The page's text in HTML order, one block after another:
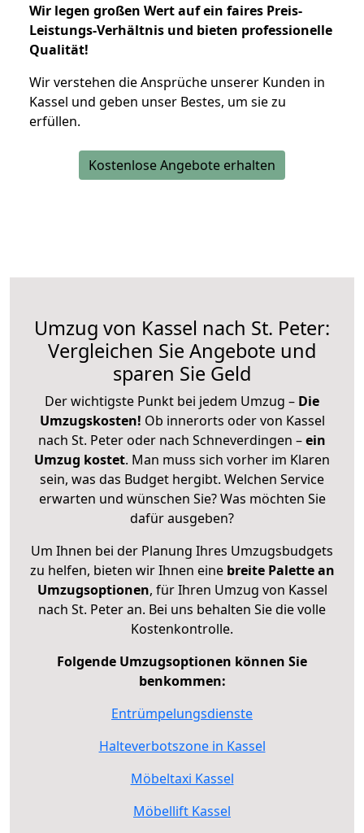
Wir legen großen Wert auf ein faires Preis-
Leistungs-Verhältnis und bieten professionelle
Qualität!
Wir verstehen die Ansprüche unserer Kunden in
Kassel und geben unser Bestes, um sie zu
erfüllen.
Kostenlose Angebote erhalten
Umzug von Kassel nach St. Peter:
Vergleichen Sie Angebote und
sparen Sie Geld
Der wichtigste Punkt bei jedem Umzug – Die
Umzugskosten! Ob innerorts oder von Kassel
nach St. Peter oder nach Schneverdingen –ein
Umzug kostet. Man muss sich vorher im Klaren
sein, was das Budget hergibt. Welchen Service
erwarten und wünschen Sie? Was möchten Sie
dafür ausgeben?
Um Ihnen bei der Planung Ihres Umzugsbudgets
zu helfen, bieten wir Ihnen eine breite Palette an
Umzugsoptionen, für Ihren Umzug von Kassel
nach St. Peter an. Bei uns behalten Sie die volle
Kostenkontrolle.
Folgende Umzugsoptionen können Sie
benkommen:
Entrümpelungsdienste
Halteverbotszone in Kassel
Möbeltaxi Kassel
Möbellift Kassel